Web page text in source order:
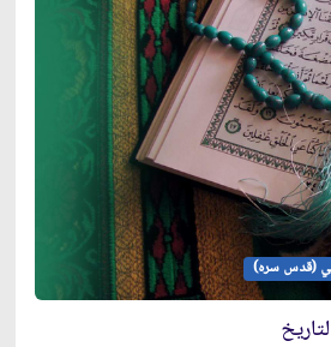
(قدس سره)